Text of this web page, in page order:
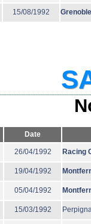
15/08/1992 Grenoble
Date
26/04/1992 Racing
19/04/1992
05/04/1992
15/03/1992